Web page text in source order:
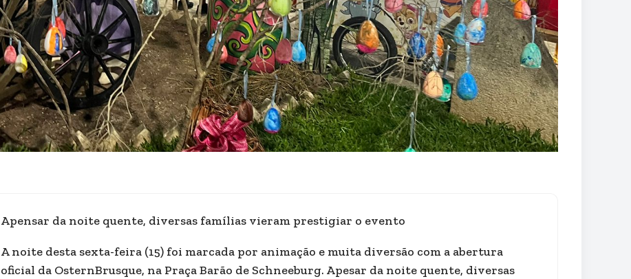
Apensar da noite quente, diversas famílias vieram prestigiar o evento
A noite desta sexta-feira (15) foi marcada por animação e muita diversão com a abertura
oficial da OsternBrusque, na Praça Barão de Schneeburg. Apesar da noite quente, diversas